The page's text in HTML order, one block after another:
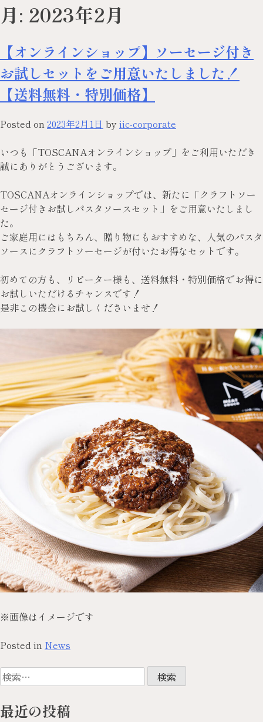
月: 2023年2月
【オンラインショップ】ソーセージ付き
お試しセットをご用意いたしました！
【送料無料・特別価格】
Posted on 2023年2月1日 by iic-corporate
いつも「TOSCANAオンラインショップ」をご利用いただき
誠にありがとうございます。
TOSCANAオンラインショップでは、新たに「クラフトソー
セージ付きお試しパスタソースセット」をご用意いたしまし
た。
ご家庭用にはもちろん、贈り物にもおすすめな、人気のパスタ
ソースにクラフトソーセージが付いたお得なセットです。
初めての方も、リピーター様も、送料無料・特別価格でお得に
お試しいただけるチャンスです！
是非この機会にお試しくださいませ！
※画像はイメージです
Posted in News
最近の投稿